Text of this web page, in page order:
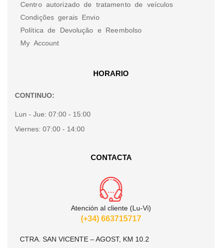
Centro autorizado de tratamento de veículos
Condições gerais Envio
Política de Devolução e Reembolso
My Account
HORARIO
CONTINUO:
Lun - Jue: 07:00 - 15:00
Viernes: 07:00 - 14:00
CONTACTA
Atención al cliente (Lu-Vi)
(+34) 663715717
CTRA. SAN VICENTE – AGOST, KM 10.2